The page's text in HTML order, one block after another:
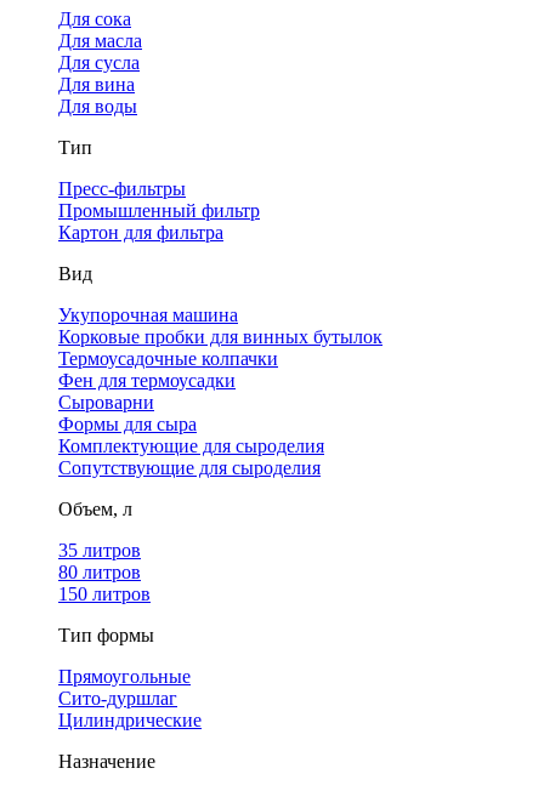
Для сока
Для масла
Для сусла
Для вина
Для воды
Тип
Пресс-фильтры
Промышленный фильтр
Картон для фильтра
Вид
Укупорочная машина
Корковые пробки для винных бутылок
Термоусадочные колпачки
Фен для термоусадки
Сыроварни
Формы для сыра
Комплектующие для сыроделия
Сопутствующие для сыроделия
Объем, л
35 литров
80 литров
150 литров
Тип формы
Прямоугольные
Сито-дуршлаг
Цилиндрические
Назначение